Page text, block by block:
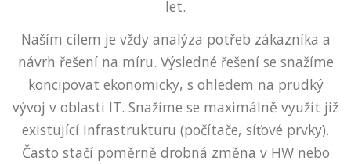
let.
Naším cílem je vždy analýza potřeb zákazníka a
návrh řešení na míru. Výsledné řešení se snažíme
koncipovat ekonomicky, s ohledem na prudký
vývoj v oblasti IT. Snažíme se maximálně využít již
existující infrastrukturu (počítače, síťové prvky).
Často stačí poměrně drobná změna v HW nebo